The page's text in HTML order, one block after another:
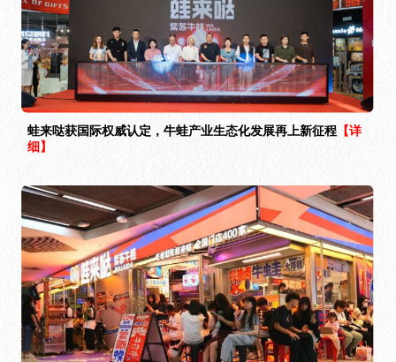
蛙来哒获国际权威认定，牛蛙产业生态化发展再上新征程 【详
细】